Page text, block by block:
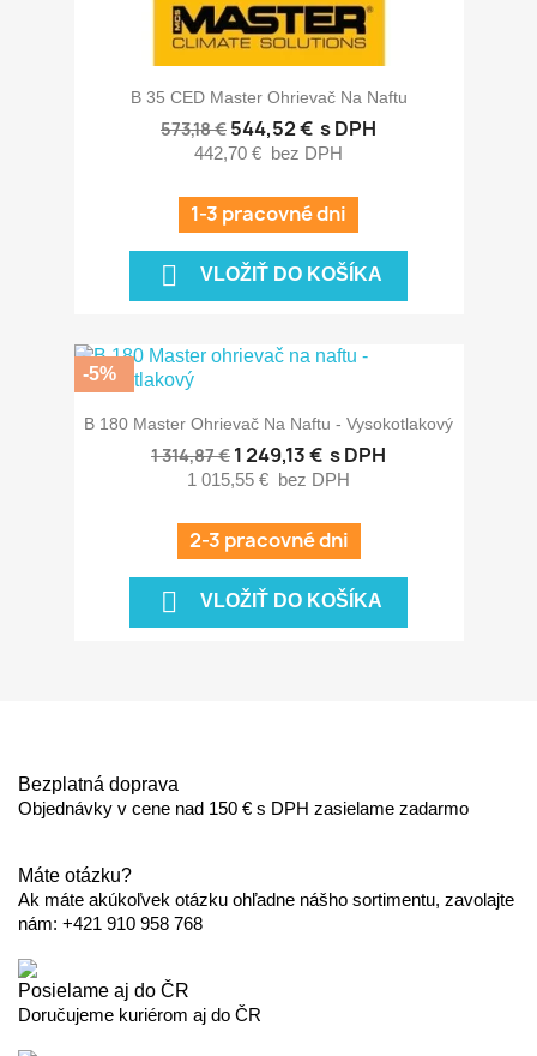
B 35 CED Master Ohrievač Na Naftu
573,18 € 544,52 € s DPH
442,70 € bez DPH
1-3 pracovné dni
 VLOŽIŤ DO KOŠÍKA
B 180 Master Ohrievač Na Naftu - Vysokotlakový
1 314,87 € 1 249,13 € s DPH
1 015,55 € bez DPH
2-3 pracovné dni
 VLOŽIŤ DO KOŠÍKA
-5%
Bezplatná doprava
Objednávky v cene nad 150 € s DPH zasielame zadarmo
Máte otázku?
Ak máte akúkoľvek otázku ohľadne nášho sortimentu, zavolajte
nám: +421 910 958 768
Posielame aj do ČR
Doručujeme kuriérom aj do ČR